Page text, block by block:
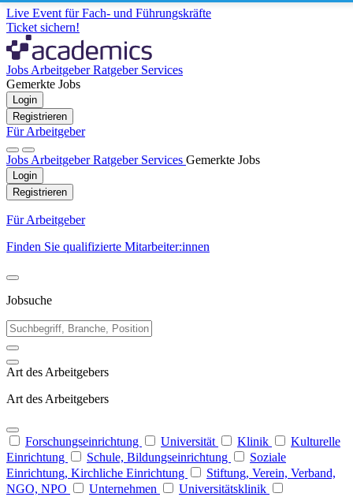
Live Event für Fach- und Führungskräfte
Ticket sichern!
Jobs ArbeitgeberRatgeber Services
Gemerkte Jobs
Login
Registrieren
Für Arbeitgeber
Jobs ArbeitgeberRatgeber Services Gemerkte Jobs
Login
Registrieren
Für Arbeitgeber
Finden Sie qualifizierte Mitarbeiter:innen
Jobsuche
Art des Arbeitgebers
Art des Arbeitgebers
Forschungseinrichtung Universität Klinik
Kulturelle
Einrichtung
Schule, Bildungseinrichtung
Soziale
Einrichtung, Kirchliche Einrichtung
Stiftung, Verein, Verband,
NGO, NPO
Unternehmen
Universitätsklinik